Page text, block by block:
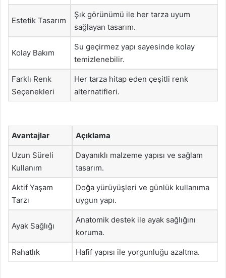
Estetik Tasarım
Şık görünümü ile her tarza uyum
sağlayan tasarım.
Kolay Bakım
Su geçirmez yapı sayesinde kolay
temizlenebilir.
Farklı Renk
Seçenekleri
Her tarza hitap eden çeşitli renk
alternatifleri.
Avantajlar Açıklama
Uzun Süreli
Kullanım
Dayanıklı malzeme yapısı ve sağlam
tasarım.
Aktif Yaşam
Tarzı
Doğa yürüyüşleri ve günlük kullanıma
uygun yapı.
Ayak Sağlığı
Anatomik destek ile ayak sağlığını
koruma.
Rahatlık Hafif yapısı ile yorgunluğu azaltma.